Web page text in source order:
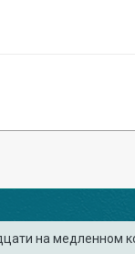
на медленном